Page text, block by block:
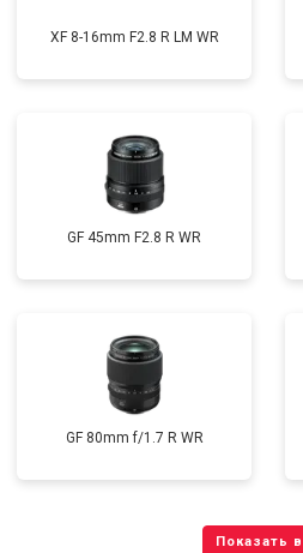
XF 8-16mm F2.8 R LM WR
GF 45mm F2.8 R WR
GF 80mm f/1.7 R WR